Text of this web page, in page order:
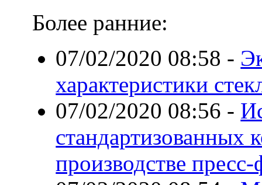
Более ранние:
07/02/2020 08:58 -
характеристики
07/02/2020 08:56 -
производстве